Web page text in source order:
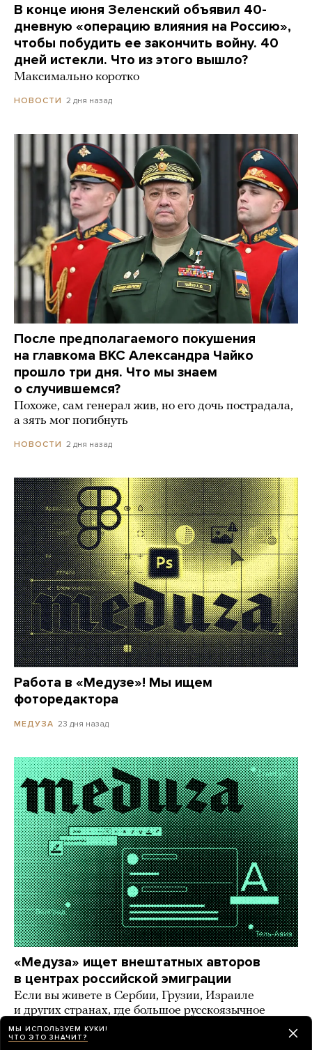
В конце июня Зеленский объявил 40-
дневную «операцию влияния на Россию»,
чтобы побудить ее закончить войну. 40
дней истекли. Что из этого вышло?
Максимально коротко
НОВОСТИ 2 дня назад
После предполагаемого покушения
на главкома ВКС Александра Чайко
прошло три дня. Что мы знаем
о случившемся?
Похоже, сам генерал жив, но его дочь пострадала,
а зять мог погибнуть
НОВОСТИ 2 дня назад
Работа в «Медузе»! Мы ищем
фоторедактора
МЕДУЗА 23 дня назад
«Медуза» ищет внештатных авторов
в центрах российской эмиграции
Если вы живете в Сербии, Грузии, Израиле
и других странах, где большое русскоязычное
комьюнити, — напишите нам!
МЫ ИСПОЛЬЗУЕМ КУКИ!
ЧТО ЭТО ЗНАЧИТ?